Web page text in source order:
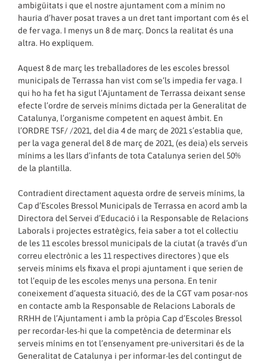
ambigüitats i que el nostre ajuntament com a mínim no
hauria d’haver posat traves a un dret tant important com és el
de fer vaga. I menys un 8 de març. Doncs la realitat és una
altra. Ho expliquem.
Aquest 8 de març les treballadores de les escoles bressol
municipals de Terrassa han vist com se’ls impedia fer vaga. I
qui ho ha fet ha sigut l’Ajuntament de Terrassa deixant sense
efecte l’ordre de serveis mínims dictada per la Generalitat de
Catalunya, l’organisme competent en aquest àmbit. En
l’ORDRE TSF/ /2021, del dia 4 de març de 2021 s’establia que,
per la vaga general del 8 de març de 2021, (es deia) els serveis
mínims a les llars d’infants de tota Catalunya serien del 50%
de la plantilla.
Contradient directament aquesta ordre de serveis mínims, la
Cap d’Escoles Bressol Municipals de Terrassa en acord amb la
Directora del Servei d’Educació i la Responsable de Relacions
Laborals i projectes estratègics, feia saber a tot el col·lectiu
de les 11 escoles bressol municipals de la ciutat (a través d’un
correu electrònic a les 11 respectives directores ) que els
serveis mínims els fixava el propi ajuntament i que serien de
tot l’equip de les escoles menys una persona. En tenir
coneixement d’aquesta situació, des de la CGT vam posar-nos
en contacte amb la Responsable de Relacions Laborals de
RRHH de l’Ajuntament i amb la pròpia Cap d’Escoles Bressol
per recordar-les-hi que la competència de determinar els
serveis mínims en tot l’ensenyament pre-universitari és de la
Generalitat de Catalunya i per informar-les del contingut de